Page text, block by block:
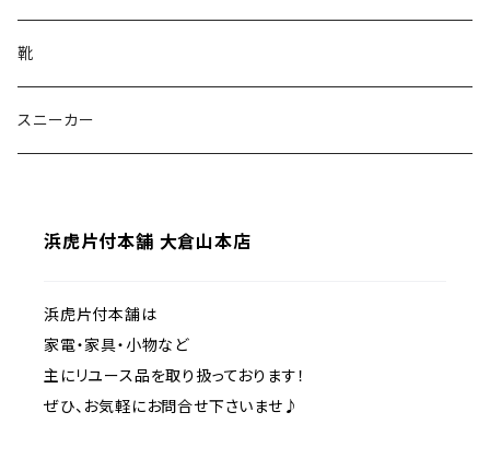
折りたたみテーブル
デスク
タンス・チェスト
本棚・ラック・シェルフ
チェア・椅子・ソファ
オフィスチェア・デスクチェア
カウンターチェア
座椅子
冷蔵庫
炊飯器
2ドア
洗面所周り
洗濯機
アイロン・スチームアイロン
リビング・その他
録画用周辺機器
エアコン
ストーブ・扇風機・加湿器
スタンドライト
デスクライト
テーブルライト
花瓶
ティーカップ
靴
スニーカー
浜虎片付本舗 大倉山本店
浜虎片付本舗は
家電・家具・小物など
主にリユース品を取り扱っております！
ぜひ、お気軽にお問合せ下さいませ♪